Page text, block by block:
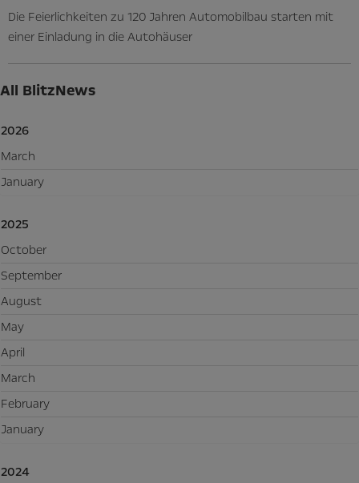
Die Feierlichkeiten zu 120 Jahren Automobilbau starten mit
einer Einladung in die Autohäuser
All BlitzNews
2026
March
January
2025
October
September
August
May
April
March
February
January
2024